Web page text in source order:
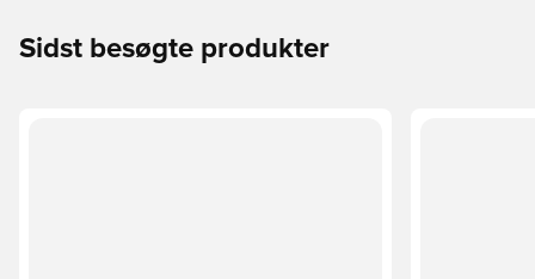
Sidst besøgte produkter